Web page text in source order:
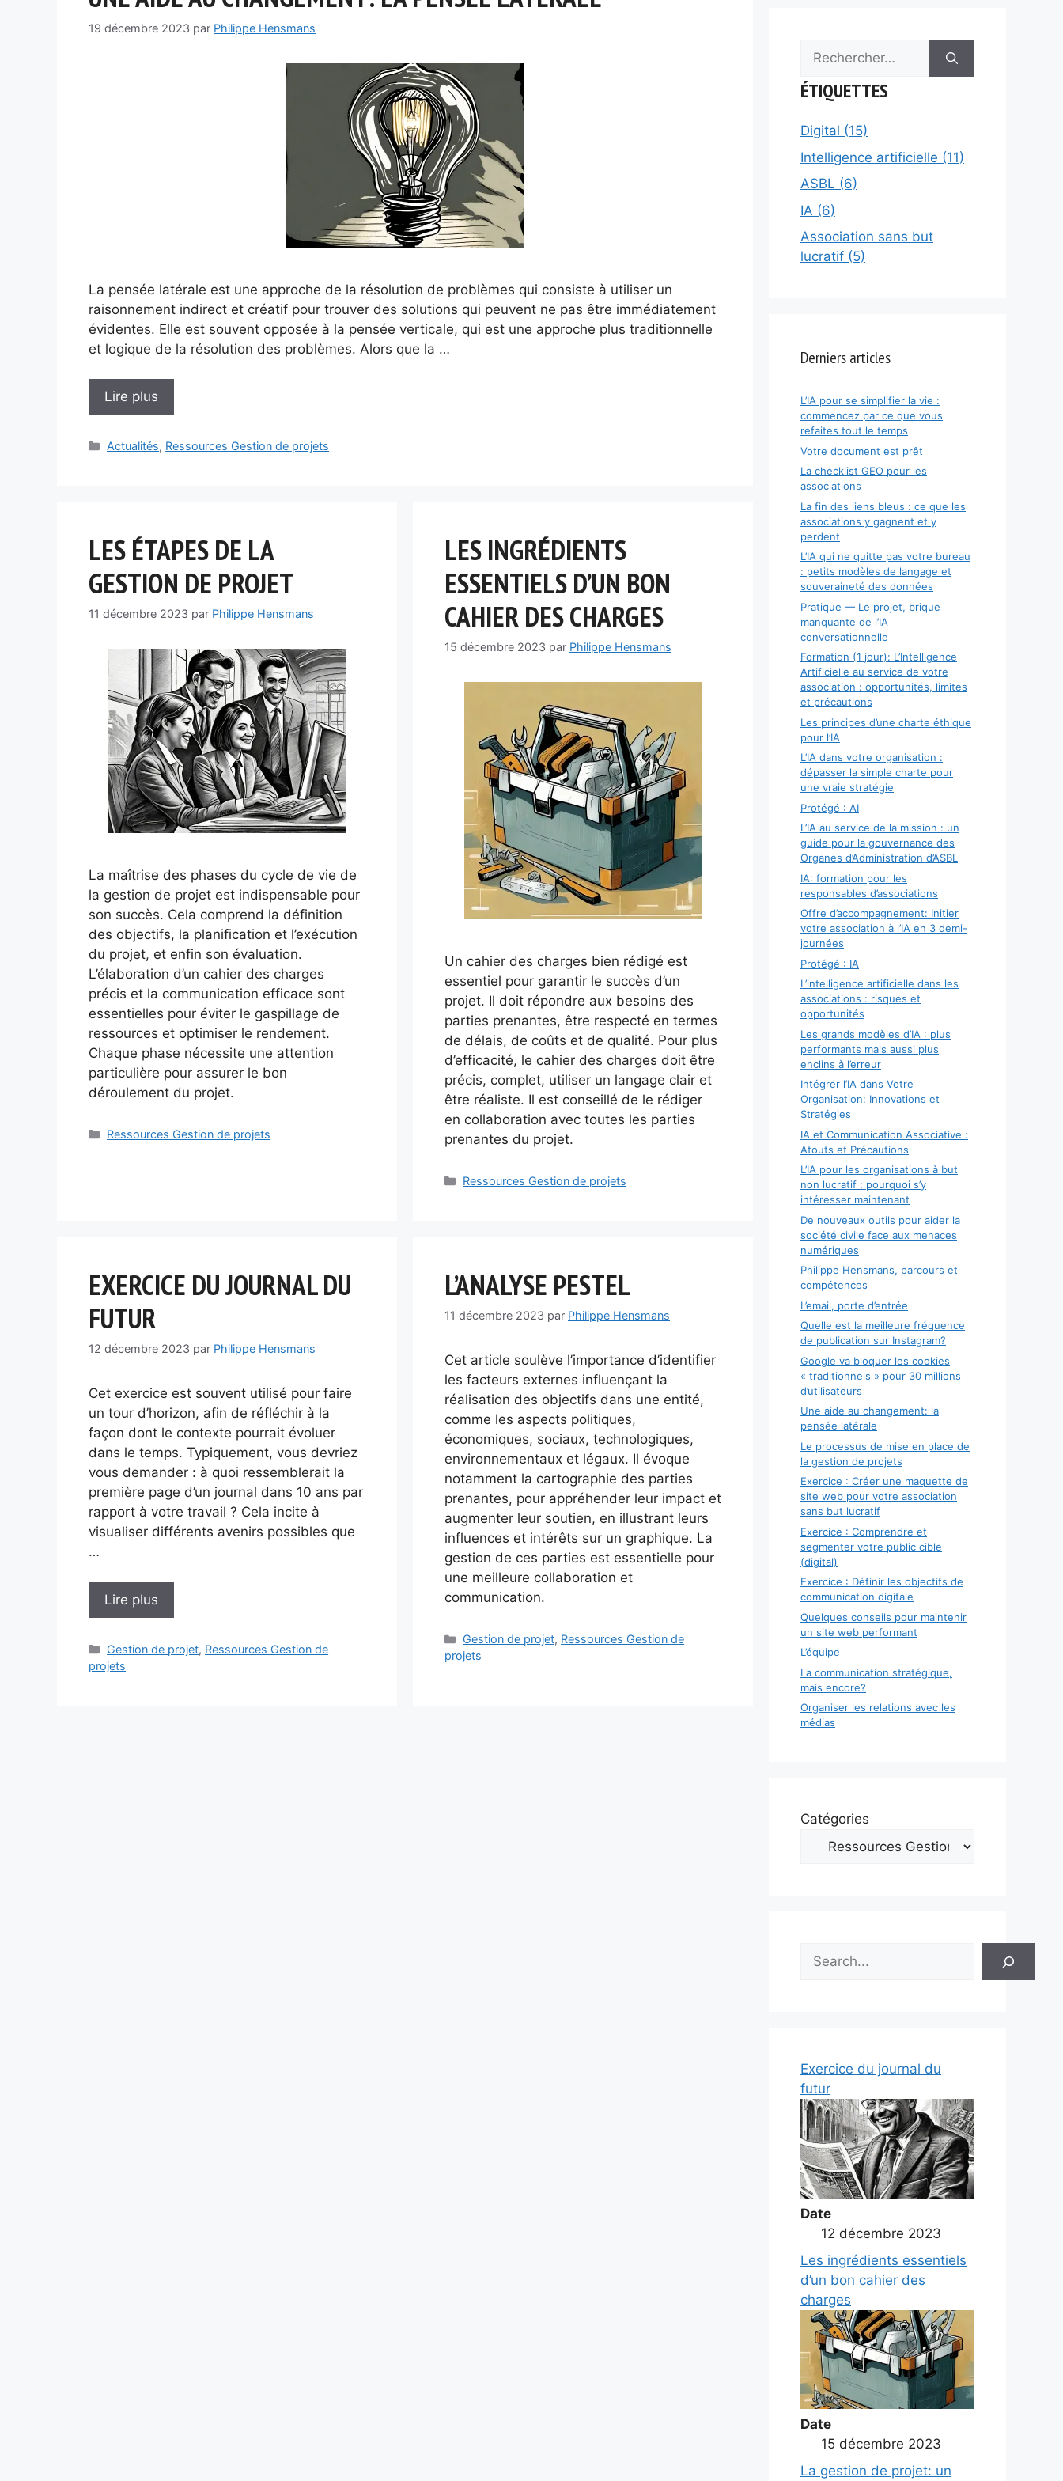
19 décembre 2023 par Philippe Hensmans
La pensée latérale est une approche de la résolution de problèmes qui consiste à utiliser un
raisonnement indirect et créatif pour trouver des solutions qui peuvent ne pas être immédiatement
évidentes. Elle est souvent opposée à la pensée verticale, qui est une approche plus traditionnelle
et logique de la résolution des problèmes. Alors que la …
Lire plus
Catégories
Actualités, Ressources Gestion de projets
LES ÉTAPES DE LA
GESTION DE PROJET
11 décembre 2023 par Philippe Hensmans
La maîtrise des phases du cycle de vie de
la gestion de projet est indispensable pour
son succès. Cela comprend la définition
des objectifs, la planification et l’exécution
du projet, et enfin son évaluation.
L’élaboration d’un cahier des charges
précis et la communication efficace sont
essentielles pour éviter le gaspillage de
ressources et optimiser le rendement.
Chaque phase nécessite une attention
particulière pour assurer le bon
déroulement du projet.
Catégories
Ressources Gestion de projets
LES INGRÉDIENTS
ESSENTIELS D’UN BON
CAHIER DES CHARGES
15 décembre 2023 par Philippe Hensmans
Un cahier des charges bien rédigé est
essentiel pour garantir le succès d’un
projet. Il doit répondre aux besoins des
parties prenantes, être respecté en termes
de délais, de coûts et de qualité. Pour plus
d’efficacité, le cahier des charges doit être
précis, complet, utiliser un langage clair et
être réaliste. Il est conseillé de le rédiger
en collaboration avec toutes les parties
prenantes du projet.
Catégories
Ressources Gestion de projets
EXERCICE DU JOURNAL DU
FUTUR
12 décembre 2023 par Philippe Hensmans
Cet exercice est souvent utilisé pour faire
un tour d’horizon, afin de réfléchir à la
façon dont le contexte pourrait évoluer
dans le temps. Typiquement, vous devriez
vous demander : à quoi ressemblerait la
première page d’un journal dans 10 ans par
rapport à votre travail ? Cela incite à
visualiser différents avenirs possibles que
…
Lire plus
Catégories
Gestion de projet, Ressources Gestion de
projets
L’ANALYSE PESTEL
11 décembre 2023 par Philippe Hensmans
Cet article soulève l’importance d’identifier
les facteurs externes influençant la
réalisation des objectifs dans une entité,
comme les aspects politiques,
économiques, sociaux, technologiques,
environnementaux et légaux. Il évoque
notamment la cartographie des parties
prenantes, pour appréhender leur impact et
augmenter leur soutien, en illustrant leurs
influences et intérêts sur un graphique. La
gestion de ces parties est essentielle pour
une meilleure collaboration et
communication.
Catégories
Gestion de projet, Ressources Gestion de
projets
Rechercher :
ÉTIQUETTES
Digital (15)
Intelligence artificielle (11)
ASBL (6)
IA (6)
Association sans but
lucratif (5)
Derniers articles
L’IA pour se simplifier la vie :
commencez par ce que vous
refaites tout le temps
Votre document est prêt
La checklist GEO pour les
associations
La fin des liens bleus : ce que les
associations y gagnent et y
perdent
L’IA qui ne quitte pas votre bureau
: petits modèles de langage et
souveraineté des données
Pratique — Le projet, brique
manquante de l’IA
conversationnelle
Formation (1 jour): L’Intelligence
Artificielle au service de votre
association : opportunités, limites
et précautions
Les principes d’une charte éthique
pour l’IA
L’IA dans votre organisation :
dépasser la simple charte pour
une vraie stratégie
Protégé : AI
L’IA au service de la mission : un
guide pour la gouvernance des
Organes d’Administration d’ASBL
IA: formation pour les
responsables d’associations
Offre d’accompagnement: Initier
votre association à l’IA en 3 demi-
journées
Protégé : IA
L’intelligence artificielle dans les
associations : risques et
opportunités
Les grands modèles d’IA : plus
performants mais aussi plus
enclins à l’erreur
Intégrer l’IA dans Votre
Organisation: Innovations et
Stratégies
IA et Communication Associative :
Atouts et Précautions
L’IA pour les organisations à but
non lucratif : pourquoi s’y
intéresser maintenant
De nouveaux outils pour aider la
société civile face aux menaces
numériques
Philippe Hensmans, parcours et
compétences
L’email, porte d’entrée
Quelle est la meilleure fréquence
de publication sur Instagram?
Google va bloquer les cookies
« traditionnels » pour 30 millions
d’utilisateurs
Une aide au changement: la
pensée latérale
Le processus de mise en place de
la gestion de projets
Exercice : Créer une maquette de
site web pour votre association
sans but lucratif
Exercice : Comprendre et
segmenter votre public cible
(digital)
Exercice : Définir les objectifs de
communication digitale
Quelques conseils pour maintenir
un site web performant
L’équipe
La communication stratégique,
mais encore?
Organiser les relations avec les
médias
Catégories
Rechercher
Exercice du journal du
futur
Date
12 décembre 2023
Les ingrédients essentiels
d’un bon cahier des
charges
Date
15 décembre 2023
La gestion de projet: un